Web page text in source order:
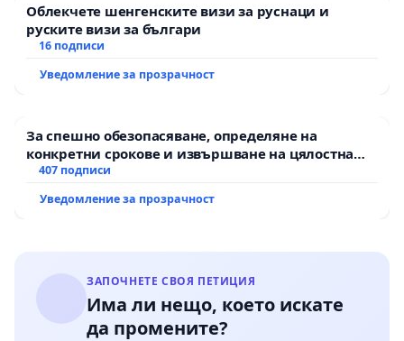
Облекчете шенгенските визи за руснаци и
руските визи за българи
16 подписи
Уведомление за прозрачност
За спешно обезопасяване, определяне на
конкретни срокове и извършване на цялостна
рехабилитация на републиканския път между
Мирово - к.к. Момин проход
407 подписи
Уведомление за прозрачност
ЗАПОЧНЕТЕ СВОЯ ПЕТИЦИЯ
Има ли нещо, което искате
да промените?